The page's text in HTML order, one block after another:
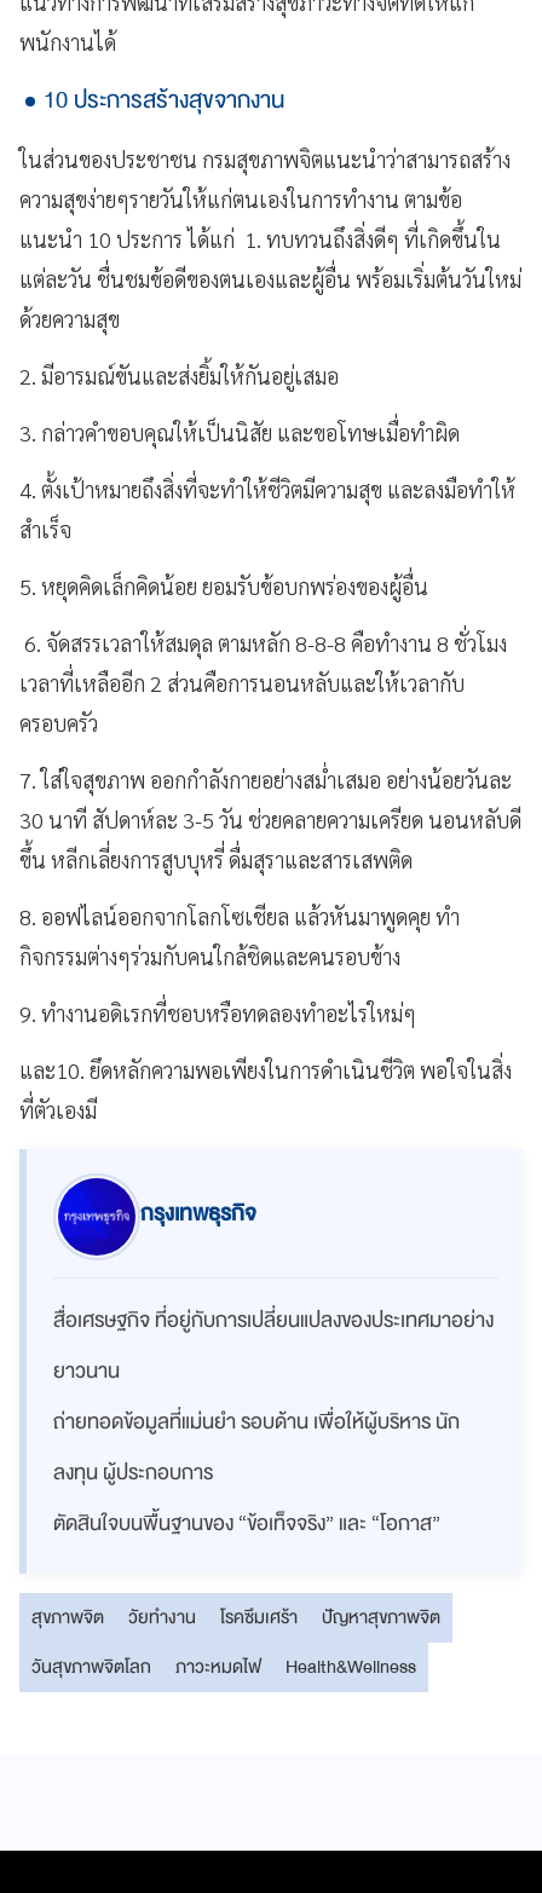
พนักงานได้
10 ประการสร้างสุขจากงาน
ในส่วนของประชาชน กรมสุขภาพจิตแนะนำว่าสามารถสร้าง
ความสุขง่ายๆรายวันให้แก่ตนเองในการทำงาน ตามข้อ
แนะนำ 10 ประการ ได้แก่ 1. ทบทวนถึงสิ่งดีๆ ที่เกิดขึ้นใน
แต่ละวัน ชื่นชมข้อดีของตนเองและผู้อื่น พร้อมเริ่มต้นวันใหม่
ด้วยความสุข
2. มีอารมณ์ขันและส่งยิ้มให้กันอยู่เสมอ
3. กล่าวคำขอบคุณให้เป็นนิสัย และขอโทษเมื่อทำผิด
4. ตั้งเป้าหมายถึงสิ่งที่จะทำให้ชีวิตมีความสุข และลงมือทำให้
สำเร็จ
5. หยุดคิดเล็กคิดน้อย ยอมรับข้อบกพร่องของผู้อื่น
6. จัดสรรเวลาให้สมดุล ตามหลัก 8-8-8 คือทำงาน 8 ชั่วโมง
เวลาที่เหลืออีก 2 ส่วนคือการนอนหลับและให้เวลากับ
ครอบครัว
7. ใส่ใจสุขภาพ ออกกำลังกายอย่างสม่ำเสมอ อย่างน้อยวันละ
30 นาที สัปดาห์ละ 3-5 วัน ช่วยคลายความเครียด นอนหลับดี
ขึ้น หลีกเลี่ยงการสูบบุหรี่ ดื่มสุราและสารเสพติด
8. ออฟไลน์ออกจากโลกโซเชียล แล้วหันมาพูดคุย ทำ
กิจกรรมต่างๆร่วมกับคนใกล้ชิดและคนรอบข้าง
9. ทำงานอดิเรกที่ชอบหรือทดลองทำอะไรใหม่ๆ
และ10. ยึดหลักความพอเพียงในการดำเนินชีวิต พอใจในสิ่ง
ที่ตัวเองมี
กรุงเทพธุรกิจ
สื่อเศรษฐกิจ ที่อยู่กับการเปลี่ยนแปลงของประเทศมาอย่าง
ยาวนาน
ถ่ายทอดข้อมูลที่แม่นยำ รอบด้าน เพื่อให้ผู้บริหาร นัก
ลงทุน ผู้ประกอบการ
ตัดสินใจบนพื้นฐานของ “ข้อเท็จจริง” และ “โอกาส”
สุขภาพจิต วัยทำงาน โรคซึมเศร้า
ปัญหาสุขภาพจิต
วันสุขภาพจิตโลก
ภาวะหมดไฟ Health&Wellness